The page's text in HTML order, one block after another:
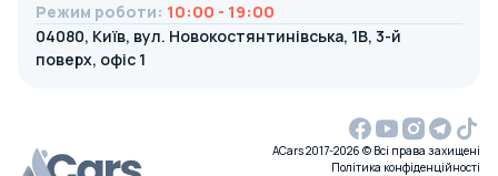
Режим роботи: 10:00 - 19:00
04080, Київ, вул. Новокостянтинівська, 1В, 3-й
поверх, офіс 1
ACars 2017-2026 © Всі права захищені
Політика конфіденційності